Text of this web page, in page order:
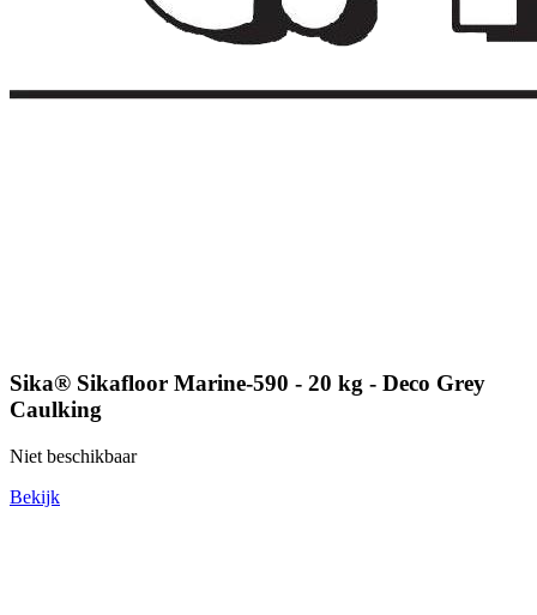
Sika® Sikafloor Marine-590 - 20 kg - Deco Grey
Caulking
Niet beschikbaar
Bekijk